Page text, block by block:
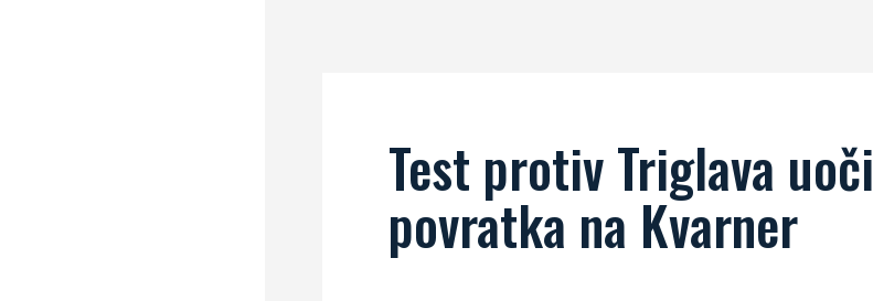
Test protiv Triglava uoči
povratka na Kvarner